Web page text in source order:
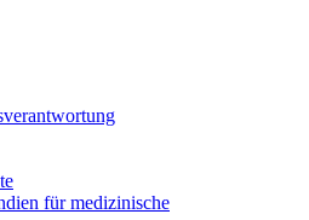
für medizinische